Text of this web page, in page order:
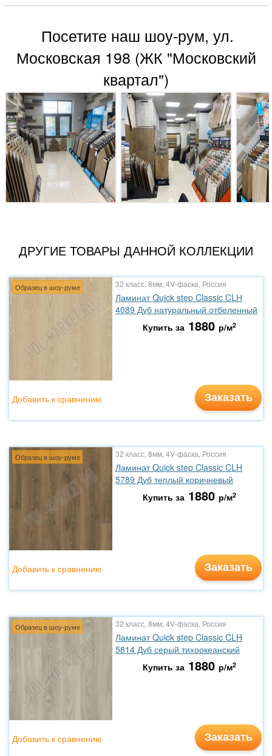
Посетите наш шоу-рум, ул.
Московская 198 (ЖК "Московский
квартал")
ДРУГИЕ ТОВАРЫ ДАННОЙ КОЛЛЕКЦИИ
Образец в шоу-руме 32 класс, 8мм, 4V-фаска, Россия
Ламинат Quick step Classic CLН
4089 Дуб натуральный отбеленный
Купить за 1880 р/м2
Заказать
Добавить к сравнению
Образец в шоу-руме 32 класс, 8мм, 4V-фаска, Россия
Ламинат Quick step Classic CLH
5789 Дуб теплый коричневый
Купить за 1880 р/м2
Заказать
Добавить к сравнению
Образец в шоу-руме 32 класс, 8мм, 4V-фаска, Россия
Ламинат Quick step Classic CLH
5814 Дуб серый тихоокеанский
Купить за 1880 р/м2
Заказать
Добавить к сравнению